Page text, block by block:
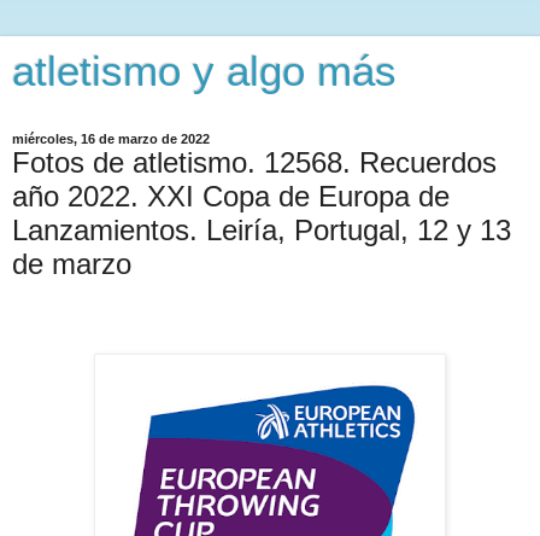
atletismo y algo más
miércoles, 16 de marzo de 2022
Fotos de atletismo. 12568. Recuerdos
año 2022. XXI Copa de Europa de
Lanzamientos. Leiría, Portugal, 12 y 13
de marzo